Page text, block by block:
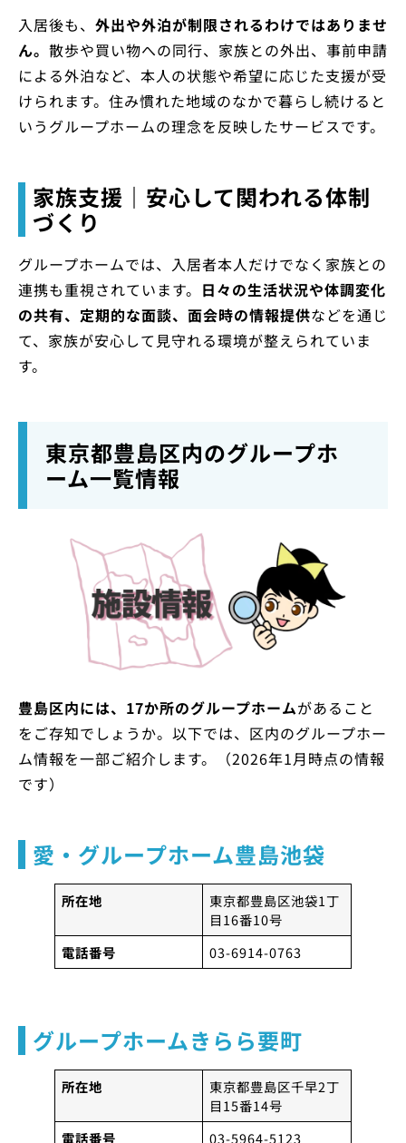
入居後も、 外出や外泊が制限されるわけではありませ
ん。 散歩や買い物への同行、家族との外出、事前申請
による外泊など、本人の状態や希望に応じた支援が受
けられます。住み慣れた地域のなかで暮らし続けると
いうグループホームの理念を反映したサービスです。
家族支援｜安心して関われる体制
づくり
グループホームでは、入居者本人だけでなく家族との
連携も重視されています。 日々の生活状況や体調変化
の共有、定期的な面談、面会時の情報提供などを通じ
て、家族が安心して見守れる環境が整えられていま
す。
東京都豊島区内のグループホ
ーム一覧情報
豊島区内には、17か所のグループホームがあること
をご存知でしょうか。以下では、区内のグループホー
ム情報を一部ご紹介します。（2026年1月時点の情報
です）
愛・グループホーム豊島池袋
所在地
東京都豊島区池袋1丁
目16番10号
電話番号
03-6914-0763
グループホームきらら要町
所在地
東京都豊島区千早2丁
目15番14号
電話番号
03-5964-5123